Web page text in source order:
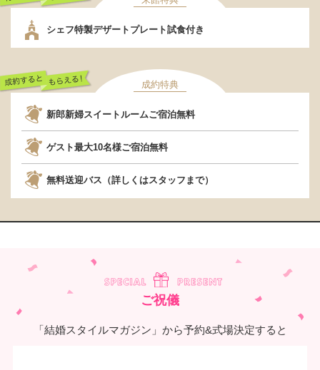
シェフ特製デザートプレート試食付き
成約特典
新郎新婦スイートルームご宿泊無料
ゲスト最大10名様ご宿泊無料
無料送迎バス（詳しくはスタッフまで）
ご祝儀
「結婚スタイルマガジン」から予約&式場決定すると